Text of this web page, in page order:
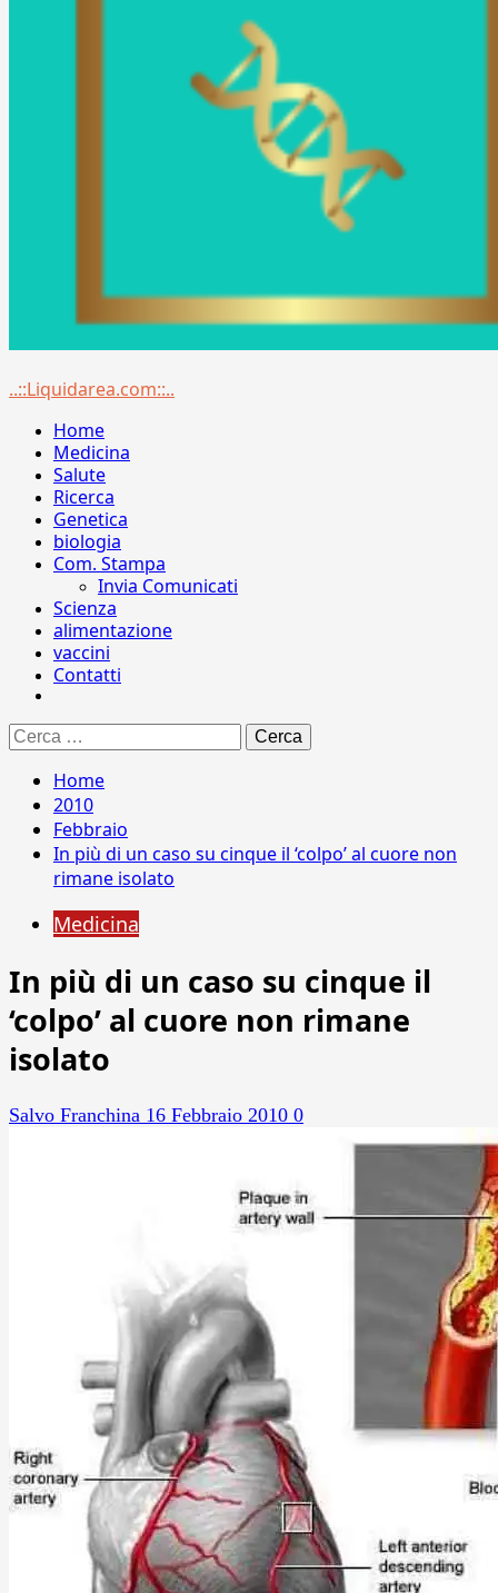
Menu
..::Liquidarea.com::..
Home
Medicina
Salute
Ricerca
Genetica
biologia
Com. Stampa
Invia Comunicati
Scienza
alimentazione
vaccini
Contatti
Ricerca
per:
Home
2010
Febbraio
In più di un caso su cinque il ‘colpo’ al cuore non
rimane isolato
Medicina
In più di un caso su cinque il
‘colpo’ al cuore non rimane
isolato
Salvo Franchina 16 Febbraio 2010 0